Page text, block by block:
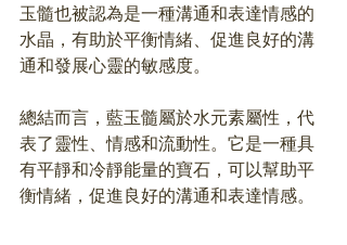
玉髓也被認為是一種溝通和表達情感的
水晶，有助於平衡情緒、促進良好的溝
通和發展心靈的敏感度。
總結而言，藍玉髓屬於水元素屬性，代
表了靈性、情感和流動性。它是一種具
有平靜和冷靜能量的寶石，可以幫助平
衡情緒，促進良好的溝通和表達情感。